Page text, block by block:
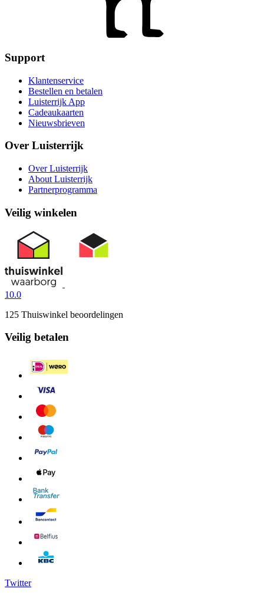
Support
Klantenservice
Bestellen en betalen
Luisterrijk App
Cadeaukaarten
Nieuwsbrieven
Over Luisterrijk
Over Luisterrijk
About Luisterrijk
Partnerprogramma
Veilig winkelen
10.0
125 Thuiswinkel beoordelingen
Veilig betalen
Twitter